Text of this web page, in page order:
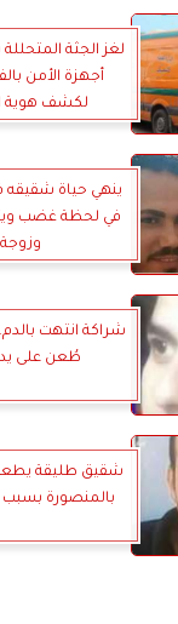
لغز الجثة
أجهزة الأمن
لكشف هوية
ينهي حياة شقيقه
في لحظة غضب
شراكة انتهت
طُعن على
شقيق طليقة
بالمنصورة بسبب